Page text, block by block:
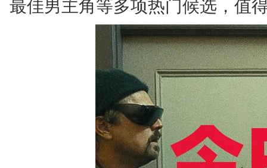
最佳男主角等多项热门候选，值